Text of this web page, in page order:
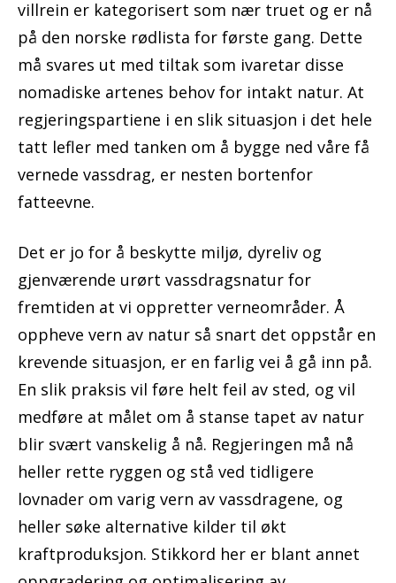
villrein er kategorisert som nær truet og er nå
på den norske rødlista for første gang. Dette
må svares ut med tiltak som ivaretar disse
nomadiske artenes behov for intakt natur. At
regjeringspartiene i en slik situasjon i det hele
tatt lefler med tanken om å bygge ned våre få
vernede vassdrag, er nesten bortenfor
fatteevne.
Det er jo for å beskytte miljø, dyreliv og
gjenværende urørt vassdragsnatur for
fremtiden at vi oppretter verneområder. Å
oppheve vern av natur så snart det oppstår en
krevende situasjon, er en farlig vei å gå inn på.
En slik praksis vil føre helt feil av sted, og vil
medføre at målet om å stanse tapet av natur
blir svært vanskelig å nå. Regjeringen må nå
heller rette ryggen og stå ved tidligere
lovnader om varig vern av vassdragene, og
heller søke alternative kilder til økt
kraftproduksjon. Stikkord her er blant annet